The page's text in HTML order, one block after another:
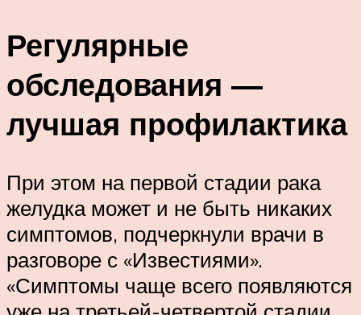
Регулярные
обследования —
лучшая профилактика
При этом на первой стадии рака
желудка может и не быть никаких
симптомов, подчеркнули врачи в
разговоре с «Известиями».
«Симптомы чаще всего появляются